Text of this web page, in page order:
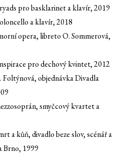
pro basklarinet a klavír, 2019
a klavír, 2018
opera, libreto O. Sommerová,
pro dechový kvintet, 2012
Foltýnová, objednávka Divadla
smyčcový kvartet a
a kůň, divadlo beze slov, scénář a
Brno, 1999